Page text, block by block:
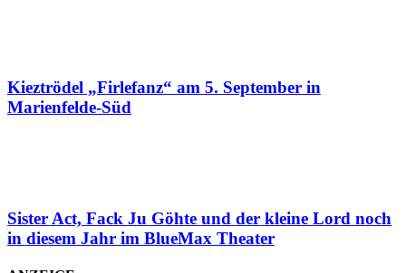
Kieztrödel „Firlefanz“ am 5. September in
Marienfelde-Süd
Sister Act, Fack Ju Göhte und der kleine Lord noch
in diesem Jahr im BlueMax Theater